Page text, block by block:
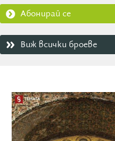
Абонирай се
Виж всички броеве